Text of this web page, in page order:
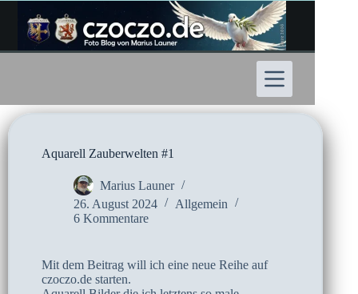
Inhalt
springen
Aquarell Zauberwelten #1
Marius Launer
26. August 2024
Allgemein
6 Kommentare
Mit dem Beitrag will ich eine neue Reihe auf
czoczo.de starten.